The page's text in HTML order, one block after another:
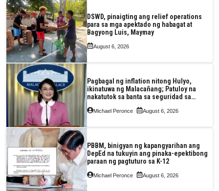
DSWD, pinaigting ang relief operations
para sa mga apektado ng habagat at
Bagyong Luis, Maymay
August 6, 2026
Pagbagal ng inflation nitong Hulyo,
ikinatuwa ng Malacañang; Patuloy na
nakatutok sa banta sa seguridad sa
pagkain, enerhiya
Michael Peronce August 6, 2026
PBBM, binigyan ng kapangyarihan ang
DepEd na tukuyin ang pinaka-epektibong
paraan ng pagtuturo sa K-12
Michael Peronce August 6, 2026